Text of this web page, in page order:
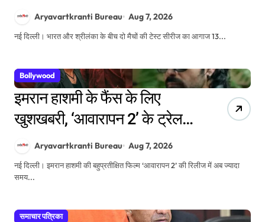
को प्लेइंग इलेवन में मौका मिलना
मुश्किल
Aryavartkranti Bureau Aug 7, 2026
नई दिल्ली। भारत और श्रीलंका के बीच दो मैचों की टेस्ट सीरीज का आगाज 13...
Bollywood
इमरान हाशमी के फैंस के लिए
खुशखबरी, ‘आवारापन 2’ के ट्रेलर
की रिलीज डेट का ऐलान
Aryavartkranti Bureau Aug 7, 2026
नई दिल्ली। इमरान हाशमी की बहुप्रतीक्षित फिल्म ‘आवारापन 2’ की रिलीज में अब ज्यादा
समय...
समाचार पत्रिका